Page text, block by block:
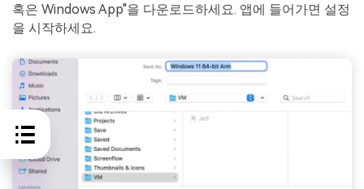
혹은 Windows App"을 다운로드하세요. 앱에 들어가면 설정
을 시작하세요.